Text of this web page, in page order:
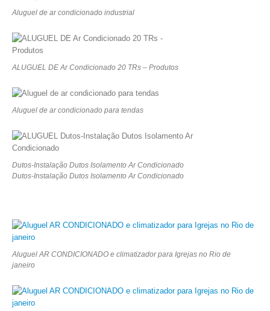
Aluguel de ar condicionado industrial
ALUGUEL DE Ar Condicionado 20 TRs – Produtos
Aluguel de ar condicionado para tendas
Dutos-Instalação Dutos Isolamento Ar Condicionado
Dutos-Instalação Dutos Isolamento Ar Condicionado
Aluguel AR CONDICIONADO e climatizador para Igrejas no Rio de
janeiro